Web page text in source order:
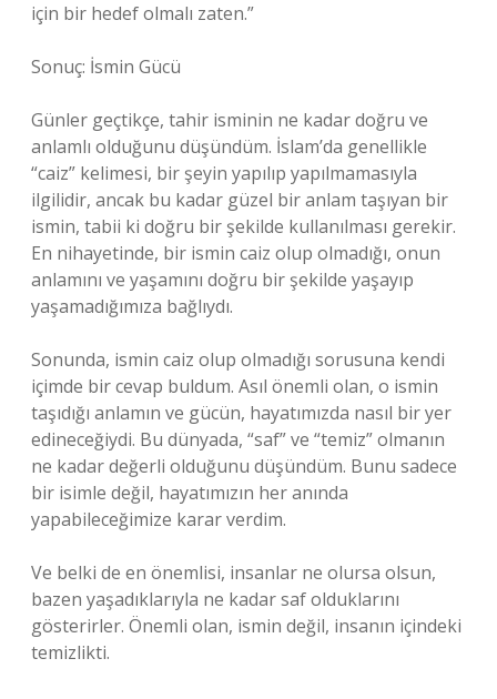
için bir hedef olmalı zaten.”
Sonuç: İsmin Gücü
Günler geçtikçe, tahir isminin ne kadar doğru ve
anlamlı olduğunu düşündüm. İslam’da genellikle
“caiz” kelimesi, bir şeyin yapılıp yapılmamasıyla
ilgilidir, ancak bu kadar güzel bir anlam taşıyan bir
ismin, tabii ki doğru bir şekilde kullanılması gerekir.
En nihayetinde, bir ismin caiz olup olmadığı, onun
anlamını ve yaşamını doğru bir şekilde yaşayıp
yaşamadığımıza bağlıydı.
Sonunda, ismin caiz olup olmadığı sorusuna kendi
içimde bir cevap buldum. Asıl önemli olan, o ismin
taşıdığı anlamın ve gücün, hayatımızda nasıl bir yer
edineceğiydi. Bu dünyada, “saf” ve “temiz” olmanın
ne kadar değerli olduğunu düşündüm. Bunu sadece
bir isimle değil, hayatımızın her anında
yapabileceğimize karar verdim.
Ve belki de en önemlisi, insanlar ne olursa olsun,
bazen yaşadıklarıyla ne kadar saf olduklarını
gösterirler. Önemli olan, ismin değil, insanın içindeki
temizlikti.